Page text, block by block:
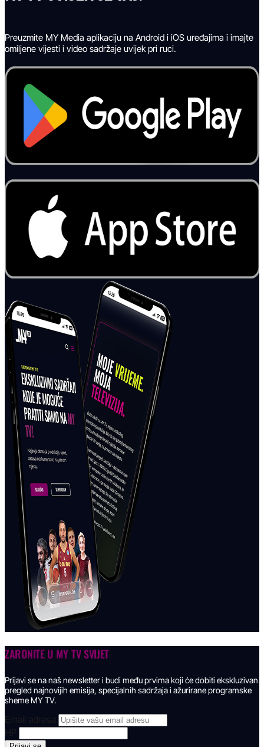
Preuzmite MY Media aplikaciju na Android i iOS uređajima i imajte
omiljene vijesti i video sadržaje uvijek pri ruci.
ZARONITE U MY TV SVIJET
Prijavi se na naš newsletter i budi među prvima koji će dobiti ekskluzivan
pregled najnovijih emisija, specijalnih sadržaja i ažurirane programske
sheme MY TV.
Email adresa